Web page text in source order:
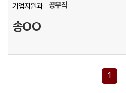
기업지원과 공무직
송OO
1